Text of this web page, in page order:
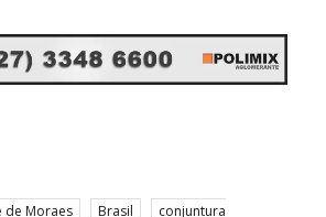
de Moraes Brasil
conjuntura